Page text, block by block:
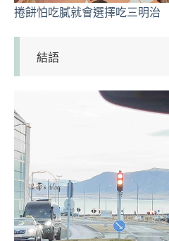
捲餅怕吃膩就會選擇吃三明治
結語